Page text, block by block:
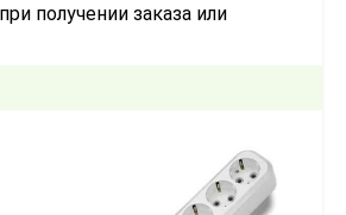
получении заказа или